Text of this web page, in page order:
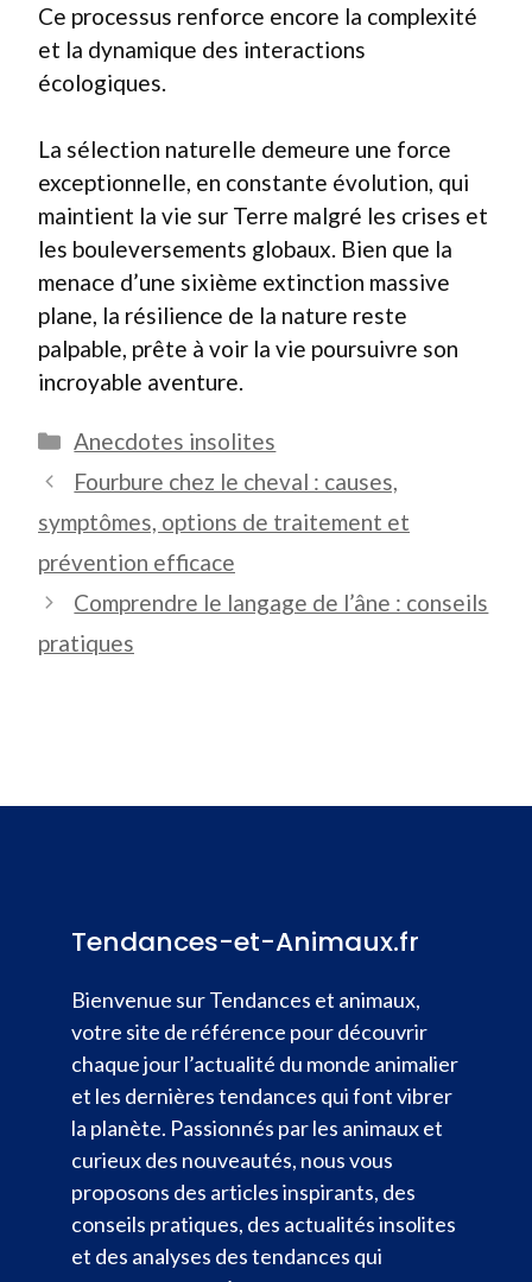
Ce processus renforce encore la complexité
et la dynamique des interactions
écologiques.
La sélection naturelle demeure une force
exceptionnelle, en constante évolution, qui
maintient la vie sur Terre malgré les crises et
les bouleversements globaux. Bien que la
menace d’une sixième extinction massive
plane, la résilience de la nature reste
palpable, prête à voir la vie poursuivre son
incroyable aventure.
Catégories
Anecdotes insolites
Fourbure chez le cheval : causes,
symptômes, options de traitement et
prévention efficace
Comprendre le langage de l’âne : conseils
pratiques
Tendances-et-Animaux.fr
Bienvenue sur Tendances et animaux,
votre site de référence pour découvrir
chaque jour l’actualité du monde animalier
et les dernières tendances qui font vibrer
la planète. Passionnés par les animaux et
curieux des nouveautés, nous vous
proposons des articles inspirants, des
conseils pratiques, des actualités insolites
et des analyses des tendances qui